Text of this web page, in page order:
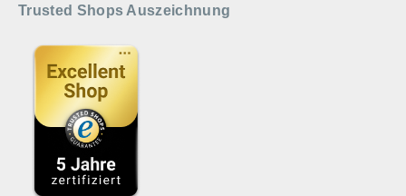
Trusted Shops Auszeichnung